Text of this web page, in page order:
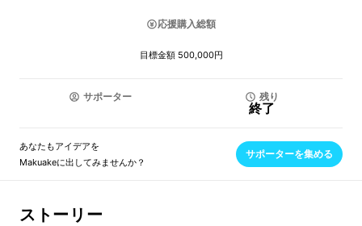
応援購入総額
目標金額 500,000円
サポーター 残り
終了
あなたもアイデアを
Makuakeに出してみませんか？
サポーターを集める
ストーリー